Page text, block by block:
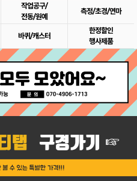
작업공구/
전동/원예
측정/초경/연마
바퀴/캐스터
한정할인
행사제품